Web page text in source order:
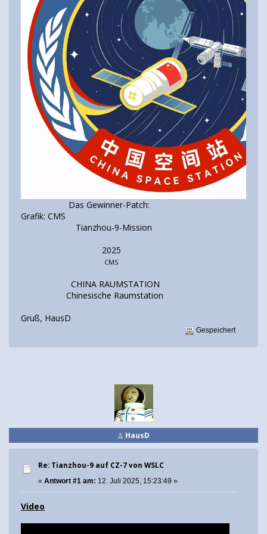
Das Gewinner-Patch:
Grafik: CMS
Tianzhou-9-Mission
2025
CMS
CHINA RAUMSTATION
Chinesische Raumstation
Gruß, HausD
Gespeichert
HausD
Re: Tianzhou-9 auf CZ-7 von WSLC
« Antwort #1 am: 12. Juli 2025, 15:23:49 »
Video